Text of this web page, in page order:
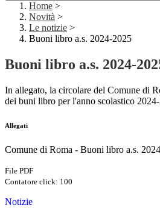
Home >
Novità >
Le notizie >
Buoni libro a.s. 2024-2025
Buoni libro a.s. 2024-
In allegato, la circolare del Comune di
dei buni libro per l'anno scolastico
Allegati
Comune di Roma - Buoni libro a.s.
File PDF
Contatore click: 100
Notizie